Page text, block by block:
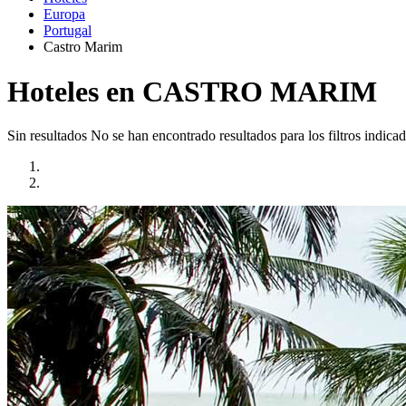
Europa
Portugal
Castro Marim
Hoteles en CASTRO MARIM
Sin resultados No se han encontrado resultados para los filtros